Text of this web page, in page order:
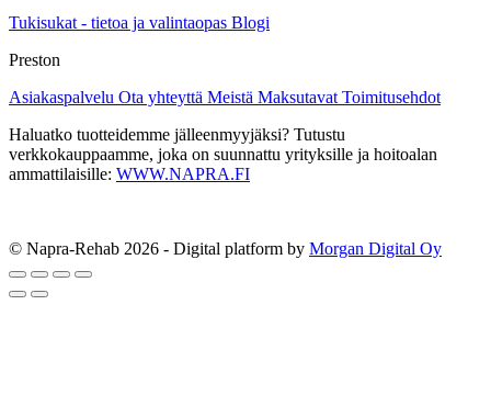
Tukisukat - tietoa ja valintaopas Blogi
Preston
Asiakaspalvelu Ota yhteyttä Meistä Maksutavat Toimitusehdot
Haluatko tuotteidemme jälleenmyyjäksi? Tutustu
verkkokauppaamme, joka on suunnattu yrityksille ja hoitoalan
ammattilaisille: WWW.NAPRA.FI
© Napra-Rehab 2026 - Digital platform by Morgan Digital Oy